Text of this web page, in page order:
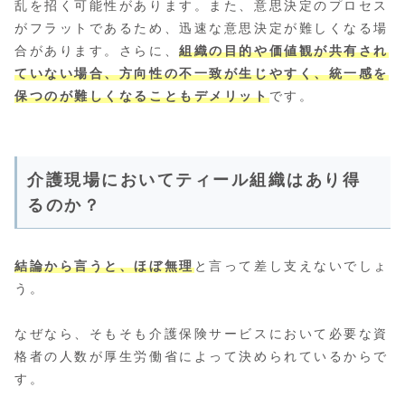
乱を招く可能性があります。また、意思決定のプロセス
がフラットであるため、迅速な意思決定が難しくなる場
合があります。さらに、組織の目的や価値観が共有され
ていない場合、方向性の不一致が生じやすく、統一感を
保つのが難しくなることもデメリットです。
介護現場においてティール組織はあり得
るのか？
結論から言うと、ほぼ無理と言って差し支えないでしょ
う。
なぜなら、そもそも介護保険サービスにおいて必要な資
格者の人数が厚生労働省によって決められているからで
す。